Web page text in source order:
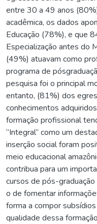
entre 30 a 49 anos
acadêmica, os dados
Educação (78%), e que
Especialização antes do
(49%) atuavam como
programa de
pesquisa foi o principal
entanto, (81%) dos
conhecimentos
formação profissional
“Integral” como um
inserção social foram
meio educacional
contribua para um
cursos de pós-
o de fomentar
forma a compor
qualidade dessa